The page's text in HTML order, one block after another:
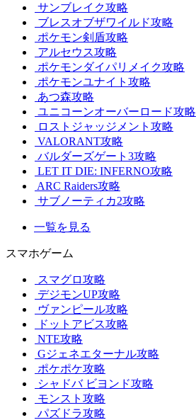
サンブレイク攻略
ブレスオブザワイルド攻略
ポケモン剣盾攻略
アルセウス攻略
ポケモンダイパリメイク攻略
ポケモンユナイト攻略
あつ森攻略
ユニコーンオーバーロード攻略
ロストジャッジメント攻略
VALORANT攻略
バルダーズゲート3攻略
LET IT DIE: INFERNO攻略
ARC Raiders攻略
サブノーティカ2攻略
一覧を見る
スマホゲーム
スマグロ攻略
デジモンUP攻略
ヴァンピール攻略
ドットアビス攻略
NTE攻略
Gジェネエターナル攻略
ポケポケ攻略
シャドバ ビヨンド攻略
モンスト攻略
パズドラ攻略